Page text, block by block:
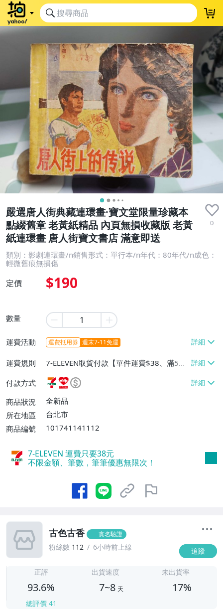
嚴選唐人街典藏連環畫·寶文堂限量珍藏本
點綴舊章 老黃紙精品 內頁無損收藏版 老黃
紙連環畫 唐人街寶文書店 滿意即送
0
類別：影劇連環畫/n銷售形式：單行本/n年代：80年代/n成色：
輕微舊痕無損傷
定價 $190
數量
運費活動 運費抵用券 週末7-11免運
運費規則
7-ELEVEN取貨付款【單件運費$38、滿5件
或消費滿$1299免運費】、7-ELEVEN取貨
不付款【免運費】、萊爾富取貨付款【單件
運費$60、滿5件或消費滿$1299免運
費】、宅配/貨運【單件運費$120、滿5件
付款方式
商品狀況
全新品
所在地區
台北市
商品編號
101741141112
7-ELEVEN 運費只要38元
不限金額、筆數，筆筆優惠無限次！
古色古香 實名驗證
粉絲數 112 6小時前上線 追蹤
正評
93.6%
總評價 41
出貨速度
7~8 天
未出貨率
17%